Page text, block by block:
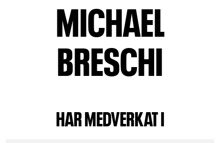
MICHAEL
BRESCHI
HAR MEDVERKAT I